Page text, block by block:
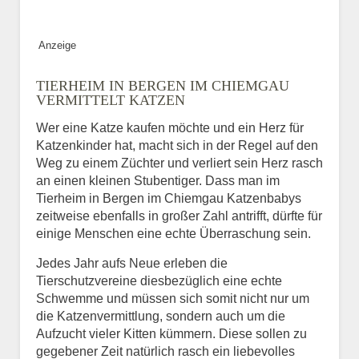
Keine Datei ausgewählt
Vermisst seit
Ort des Verschwindens
Anzeige
TIERHEIM IN BERGEN IM CHIEMGAU
VERMITTELT KATZEN
Wer eine Katze kaufen möchte und ein Herz für
Katzenkinder hat, macht sich in der Regel auf den
Weg zu einem Züchter und verliert sein Herz rasch
an einen kleinen Stubentiger. Dass man im
Tierheim in Bergen im Chiemgau Katzenbabys
zeitweise ebenfalls in großer Zahl antrifft, dürfte für
einige Menschen eine echte Überraschung sein.
Jedes Jahr aufs Neue erleben die
Tierschutzvereine diesbezüglich eine echte
Schwemme und müssen sich somit nicht nur um
die Katzenvermittlung, sondern auch um die
Aufzucht vieler Kitten kümmern. Diese sollen zu
gegebener Zeit natürlich rasch ein liebevolles